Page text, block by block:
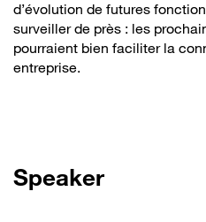
d’évolution de futures
surveiller de près : les
pourraient bien faciliter la
entreprise.
Speaker